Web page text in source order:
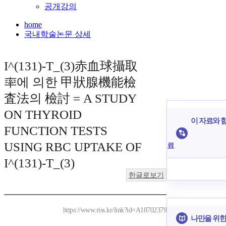
공개강의
home
국내학술논문 상세
I^(131)-T_(3)赤血球攝取
率에 의한 甲狀腺機能檢
査法의 檢討 = A STUDY
ON THYROID
FUNCTION TESTS
USING RBC UPTAKE OF
I^(131)-T_(3)
한글로보기
https://www.riss.kr/link?id=A18702379
이 자료와
료
나만을 위